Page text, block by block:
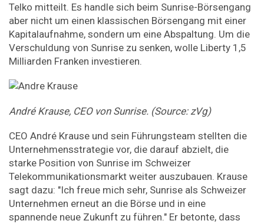
Telko mitteilt. Es handle sich beim Sunrise-Börsengang
aber nicht um einen klassischen Börsengang mit einer
Kapitalaufnahme, sondern um eine Abspaltung. Um die
Verschuldung von Sunrise zu senken, wolle Liberty 1,5
Milliarden Franken investieren.
André Krause, CEO von Sunrise. (Source: zVg)
CEO André Krause und sein Führungsteam stellten die
Unternehmensstrategie vor, die darauf abzielt, die
starke Position von Sunrise im Schweizer
Telekommunikationsmarkt weiter auszubauen. Krause
sagt dazu: "Ich freue mich sehr, Sunrise als Schweizer
Unternehmen erneut an die Börse und in eine
spannende neue Zukunft zu führen." Er betonte, dass